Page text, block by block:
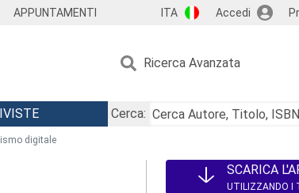
APPUNTAMENTI ITA Accedi
Ricerca Avanzata
Cerca:
digitale
SCARICA
UTILIZZANDO I